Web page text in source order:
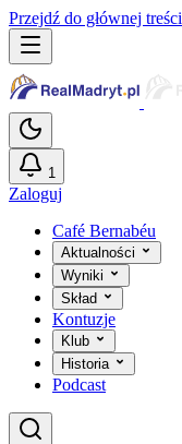
Przejdź do głównej treści
1
Zaloguj
Café Bernabéu
Aktualności
Wyniki
Skład
Kontuzje
Klub
Historia
Podcast